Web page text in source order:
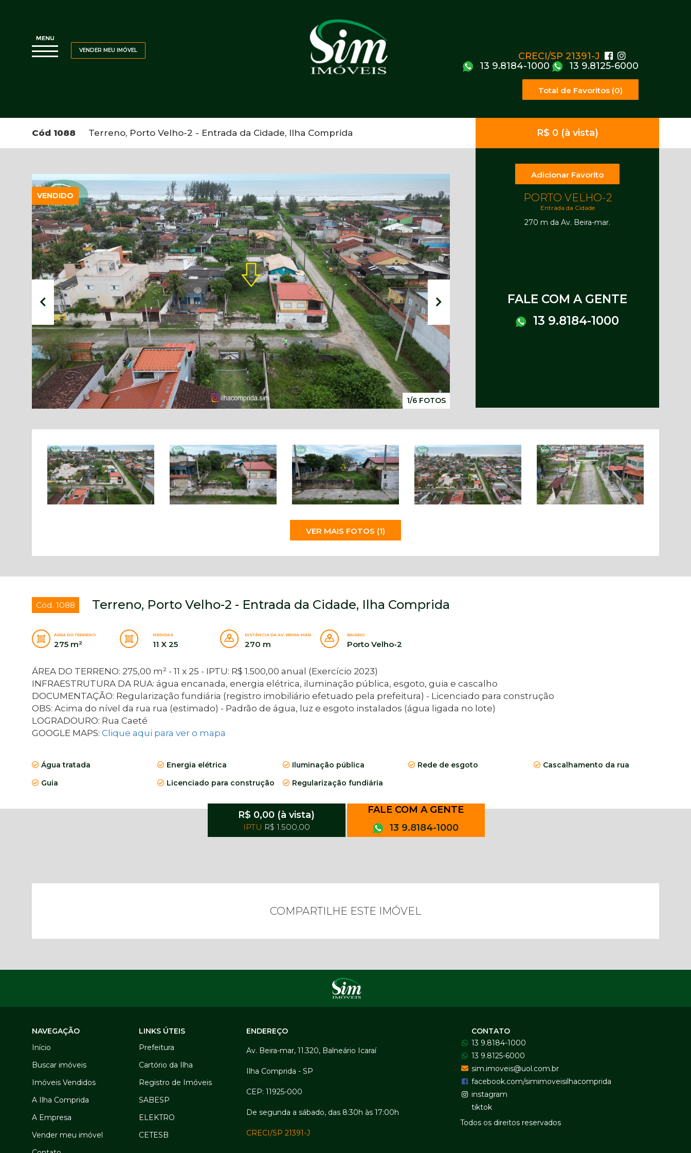
CRECI/SP 21391-J
13 9.8184-1000
13 9.8125-6000
Total de Favoritos (0)
VENDER MEU IMÓVEL
Cód 1088 Terreno, Porto Velho-2 - Entrada da Cidade, Ilha Comprida R$ 0 (à vista)
VENDIDO
1/6 FOTOS
Adicionar Favorito
PORTO VELHO-2
Entrada da Cidade
270 m da Av. Beira-mar.
FALE COM A GENTE
13 9.8184-1000
VER MAIS FOTOS (1)
Cód. 1088 Terreno, Porto Velho-2 - Entrada da Cidade, Ilha Comprida
ÁREA DO TERRENO
275 m²
MEDIDAS
11 X 25
DISTÂNCIA DA AV. BEIRA-MAR
270 m
BAIRRO
Porto Velho-2
ÁREA DO TERRENO: 275,00 m² - 11 x 25 - IPTU: R$ 1.500,00 anual (Exercício 2023)
INFRAESTRUTURA DA RUA: água encanada, energia elétrica, iluminação pública, esgoto, guia e cascalho
DOCUMENTAÇÃO: Regularização fundiária (registro imobiliário efetuado pela prefeitura) - Licenciado para construção
OBS: Acima do nível da rua rua (estimado) - Padrão de água, luz e esgoto instalados (água ligada no lote)
LOGRADOURO: Rua Caeté
GOOGLE MAPS: Clique aqui para ver o mapa
Água tratada Energia elétrica Iluminação pública Rede de esgoto
Cascalhamento da rua
Guia
Licenciado para construção Regularização fundiária
R$ 0,00 (à vista)
IPTU R$ 1.500,00
FALE COM A GENTE
13 9.8184-1000
COMPARTILHE ESTE IMÓVEL
NAVEGAÇÃO
Início
Buscar imóveis
Imóveis Vendidos
A Ilha Comprida
A Empresa
Vender meu imóvel
LINKS ÚTEIS
Prefeitura
Cartório da Ilha
Registro de Imóveis
SABESP
ELEKTRO
CETESB
ENDEREÇO
Av. Beira-mar, 11.320, Balneário Icaraí
Ilha Comprida - SP
CEP: 11925-000
De segunda a sábado, das 8:30h às 17:00h
CRECI/SP 21391-J
CONTATO
13 9.8184-1000
13 9.8125-6000
sim.imoveis@uol.com.br
facebook.com/simimoveisilhacomprida
instagram
tiktok
Todos os direitos reservados